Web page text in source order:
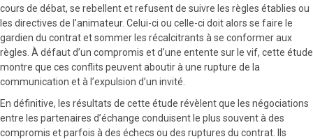
cours de débat, se rebellent et refusent de suivre les règles établies ou
les directives de l’animateur. Celui-ci ou celle-ci doit alors se faire le
gardien du contrat et sommer les récalcitrants à se conformer aux
règles. À défaut d’un compromis et d’une entente sur le vif, cette étude
montre que ces conflits peuvent aboutir à une rupture de la
communication et à l’expulsion d’un invité.
En définitive, les résultats de cette étude révèlent que les négociations
entre les partenaires d’échange conduisent le plus souvent à des
compromis et parfois à des échecs ou des ruptures du contrat. Ils